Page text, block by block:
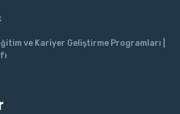
ve Kariyer Geliştirme Programları |